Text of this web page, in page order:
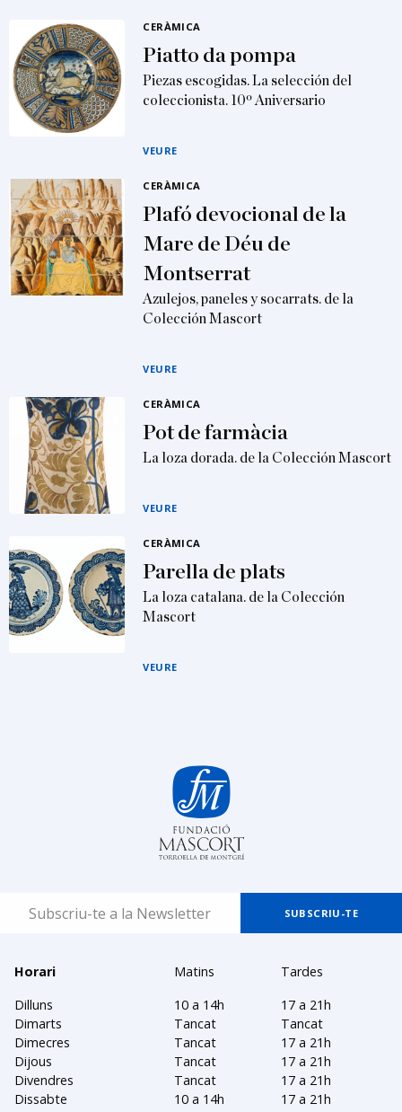
CERÀMICA
Piatto da pompa
Piezas escogidas. La selección del
coleccionista. 10º Aniversario
VEURE
CERÀMICA
Plafó devocional de la
Mare de Déu de
Montserrat
Azulejos, paneles y socarrats. de la
Colección Mascort
VEURE
CERÀMICA
Pot de farmàcia
La loza dorada. de la Colección Mascort
VEURE
CERÀMICA
Parella de plats
La loza catalana. de la Colección
Mascort
VEURE
Horari Matins
Tardes
Dilluns
10 a 14h
17 a 21h
Dimarts
Tancat
Tancat
Dimecres
Tancat
17 a 21h
Dijous
Tancat
17 a 21h
Divendres
Tancat
17 a 21h
Dissabte
10 a 14h
17 a 21h